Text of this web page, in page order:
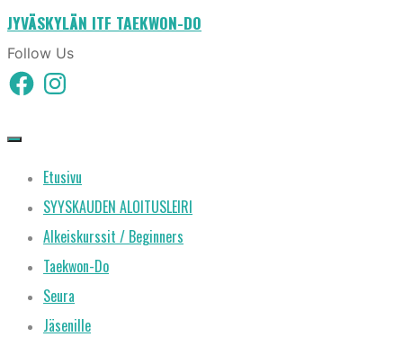
Skip
to
content
JYVÄSKYLÄN ITF TAEKWON-DO
Follow Us
FacebookInstagram
Etusivu
SYYSKAUDEN ALOITUSLEIRI
Alkeiskurssit / Beginners
Taekwon-Do
Seura
Jäsenille